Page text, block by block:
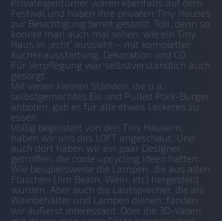
Festival und haben ihre privaten Tiny Houses
zur Besichtigung bereit gestellt. Toll, denn so
konnte man auch mal sehen, wie ein Tiny
Haus in „echt” aussieht – mit kompletter
Küchenausstattung, Dekoration und CO.
Für Verpflegung war selbstverständlich auch
gesorgt.
Mit vielen kleinen Ständen, die u.a.
selbstgemachtes Eis und Pulled Pork-Burger
anboten, gab es für alle etwas Leckeres zu
essen.
Völlig begeistert von den Tiny Häusern,
haben wir uns das LOFT angeschaut. Und
auch dort haben wir ein paar Designer
getroffen, die coole upcycling Ideen hatten.
Wie beispielsweise die Lampen, die aus alten
Flaschen (Jim Beam, Wein, etc) hergestellt
wurden. Aber auch die Lautsprecher, die als
Weinbehälter und Lampen dienen, fanden
wir äußerst interessant. Oder die 3D-Vasen,